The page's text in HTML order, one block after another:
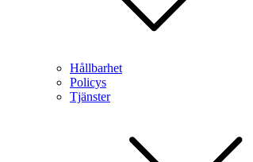
Hållbarhet
Policys
Tjänster